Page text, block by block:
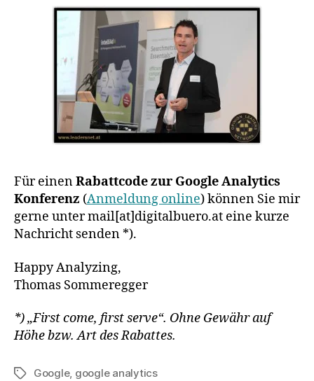
Für einenRabattcode zur Google Analytics
Konferenz (Anmeldung online) können Sie mir
gerne unter mail[at]digitalbuero.at eine kurze
Nachricht senden *).
Happy Analyzing,
Thomas Sommeregger
*) „First come, first serve“. Ohne Gewähr auf
Höhe bzw. Art des Rabattes.
Schlagwörter
Google, google analytics